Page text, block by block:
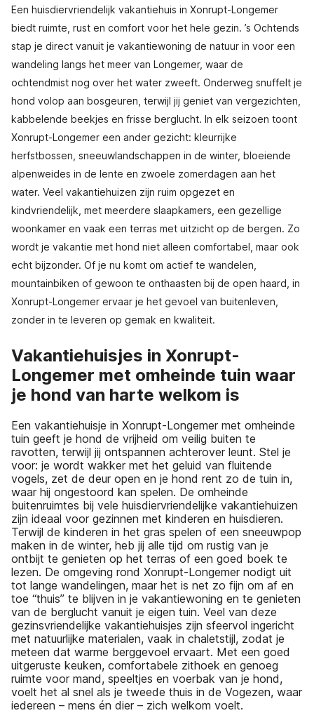
Een huisdiervriendelijk vakantiehuis in Xonrupt-Longemer
biedt ruimte, rust en comfort voor het hele gezin. ’s Ochtends
stap je direct vanuit je vakantiewoning de natuur in voor een
wandeling langs het meer van Longemer, waar de
ochtendmist nog over het water zweeft. Onderweg snuffelt je
hond volop aan bosgeuren, terwijl jij geniet van vergezichten,
kabbelende beekjes en frisse berglucht. In elk seizoen toont
Xonrupt-Longemer een ander gezicht: kleurrijke
herfstbossen, sneeuwlandschappen in de winter, bloeiende
alpenweides in de lente en zwoele zomerdagen aan het
water. Veel vakantiehuizen zijn ruim opgezet en
kindvriendelijk, met meerdere slaapkamers, een gezellige
woonkamer en vaak een terras met uitzicht op de bergen. Zo
wordt je vakantie met hond niet alleen comfortabel, maar ook
echt bijzonder. Of je nu komt om actief te wandelen,
mountainbiken of gewoon te onthaasten bij de open haard, in
Xonrupt-Longemer ervaar je het gevoel van buitenleven,
zonder in te leveren op gemak en kwaliteit.
Vakantiehuisjes in Xonrupt-
Longemer met omheinde tuin waar
je hond van harte welkom is
Een vakantiehuisje in Xonrupt-Longemer met omheinde
tuin geeft je hond de vrijheid om veilig buiten te
ravotten, terwijl jij ontspannen achterover leunt. Stel je
voor: je wordt wakker met het geluid van fluitende
vogels, zet de deur open en je hond rent zo de tuin in,
waar hij ongestoord kan spelen. De omheinde
buitenruimtes bij vele huisdiervriendelijke vakantiehuizen
zijn ideaal voor gezinnen met kinderen en huisdieren.
Terwijl de kinderen in het gras spelen of een sneeuwpop
maken in de winter, heb jij alle tijd om rustig van je
ontbijt te genieten op het terras of een goed boek te
lezen. De omgeving rond Xonrupt-Longemer nodigt uit
tot lange wandelingen, maar het is net zo fijn om af en
toe “thuis” te blijven in je vakantiewoning en te genieten
van de berglucht vanuit je eigen tuin. Veel van deze
gezinsvriendelijke vakantiehuisjes zijn sfeervol ingericht
met natuurlijke materialen, vaak in chaletstijl, zodat je
meteen dat warme berggevoel ervaart. Met een goed
uitgeruste keuken, comfortabele zithoek en genoeg
ruimte voor mand, speeltjes en voerbak van je hond,
voelt het al snel als je tweede thuis in de Vogezen, waar
iedereen – mens én dier – zich welkom voelt.